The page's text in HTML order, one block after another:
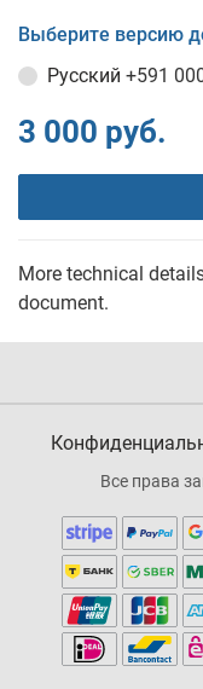
Выберите версию
Русский +591
3 000 руб.
More technical
document.
Все права